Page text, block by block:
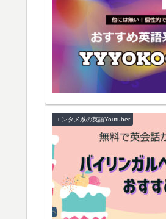
エンタメ系の英語Youtuber